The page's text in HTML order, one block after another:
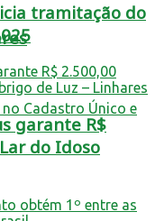
tramitação do
garante R$
do Idoso